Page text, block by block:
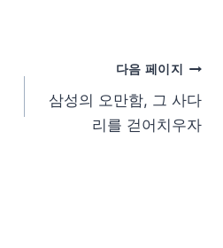
다음 페이지
삼성의 오만함, 그 사다
리를 걷어치우자